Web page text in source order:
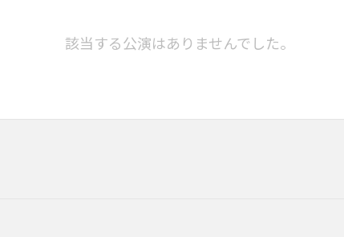
該当する公演はありませんでした。